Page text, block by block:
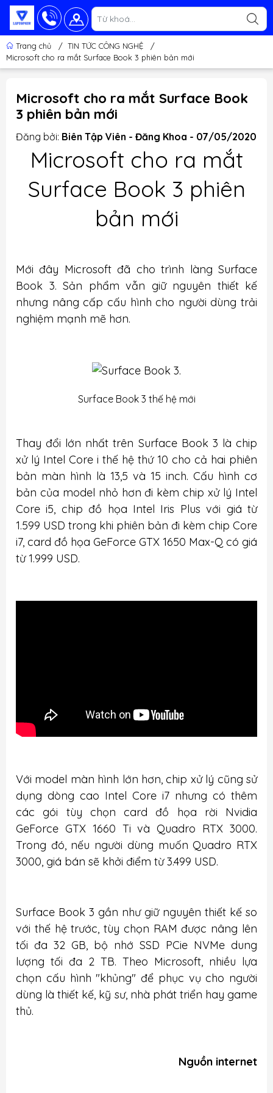
Trang chủ / TIN TỨC CÔNG NGHỆ
/
Microsoft cho ra mắt Surface Book 3 phiên bản mới
Microsoft cho ra mắt Surface Book
3 phiên bản mới
Đăng bởi: Biên Tập Viên - Đăng Khoa - 07/05/2020
Microsoft cho ra mắt
Surface Book 3 phiên
bản mới
Mới đây Microsoft đã cho trình làng Surface
Book 3. Sản phẩm vẫn giữ nguyên thiết kế
nhưng nâng cấp cấu hình cho người dùng trải
nghiệm mạnh mẽ hơn.
Surface Book 3 thế hệ mới
Thay đổi lớn nhất trên Surface Book 3 là chip
xử lý Intel Core i thế hệ thứ 10 cho cả hai phiên
bản màn hình là 13,5 và 15 inch. Cấu hình cơ
bản của model nhỏ hơn đi kèm chip xử lý Intel
Core i5, chip đồ họa Intel Iris Plus với giá từ
1.599 USD trong khi phiên bản đi kèm chip Core
i7, card đồ họa GeForce GTX 1650 Max-Q có giá
từ 1.999 USD.
Với model màn hình lớn hơn, chip xử lý cũng sử
dụng dòng cao Intel Core i7 nhưng có thêm
các gói tùy chọn card đồ họa rời Nvidia
GeForce GTX 1660 Ti và Quadro RTX 3000.
Trong đó, nếu người dùng muốn Quadro RTX
3000, giá bán sẽ khởi điểm từ 3.499 USD.
Surface Book 3 gần như giữ nguyên thiết kế so
với thế hệ trước, tùy chọn RAM được nâng lên
tối đa 32 GB, bộ nhớ SSD PCie NVMe dung
lượng tối đa 2 TB. Theo Microsoft, nhiều lựa
chọn cấu hình "khủng" để phục vụ cho người
dùng là thiết kế, kỹ sư, nhà phát triển hay game
thủ.
Nguồn internet